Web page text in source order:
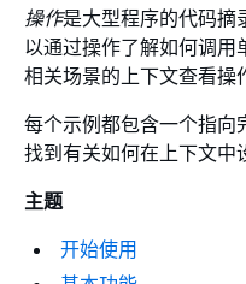
操作是大型程序的代码摘
以通过操作了解如何调用
相关场景的上下文查看操
每个示例都包含一个指向
找到有关如何在上下文中
主题
开始使用